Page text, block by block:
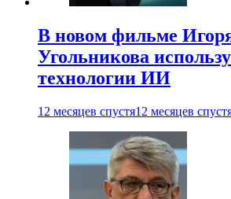
В новом фильме
Угольникова
технологии ИИ
12 месяцев спустя12 месяцев